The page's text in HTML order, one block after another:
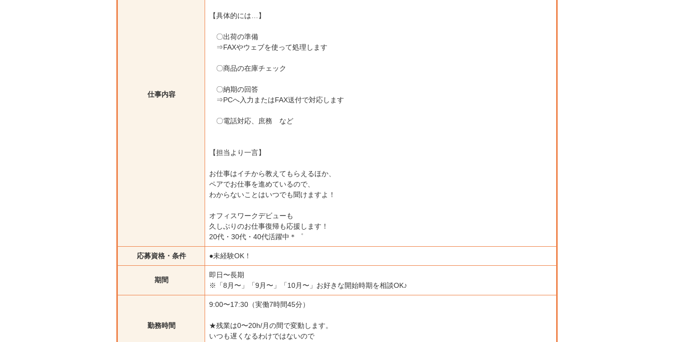
仕事内容
【具体的には…】
〇出荷の準備
⇒FAXやウェブを使って処理します
〇商品の在庫チェック
〇納期の回答
⇒PCへ入力またはFAX送付で対応します
〇電話対応、庶務 など
【担当より一言】
お仕事はイチから教えてもらえるほか、
ペアでお仕事を進めているので、
わからないことはいつでも聞けますよ！
オフィスワークデビューも
久しぶりのお仕事復帰も応援します！
20代・30代・40代活躍中＊゜
応募資格・条件 ●未経験OK！
期間
即日〜長期
※「8月〜」「9月〜」「10月〜」お好きな開始時期を相談OK♪
勤務時間
9:00〜17:30（実働7時間45分）
★残業は0〜20h/月の間で変動します。
いつも遅くなるわけではないので